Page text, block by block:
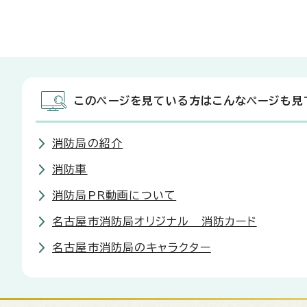
このページを見ている方はこんなページも見
消防局の紹介
消防車
消防局PR動画について
名古屋市消防局オリジナル 消防カード
名古屋市消防局のキャラクター